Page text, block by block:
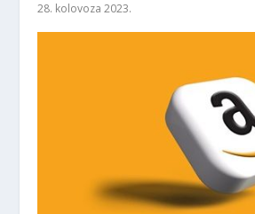
28. kolovoza 2023.